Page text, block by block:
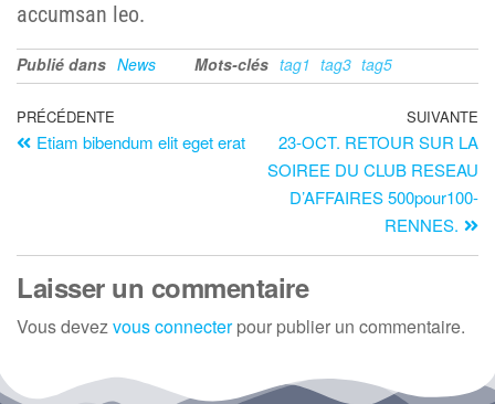
accumsan leo.
Publié dans News Mots-clés tag1 tag3 tag5
PRÉCÉDENTE
Etiam bibendum elit eget erat
SUIVANTE
23-OCT. RETOUR SUR LA
SOIREE DU CLUB RESEAU
D’AFFAIRES 500pour100-
RENNES.
Laisser un commentaire
Vous devezvous connecterpour publier un commentaire.